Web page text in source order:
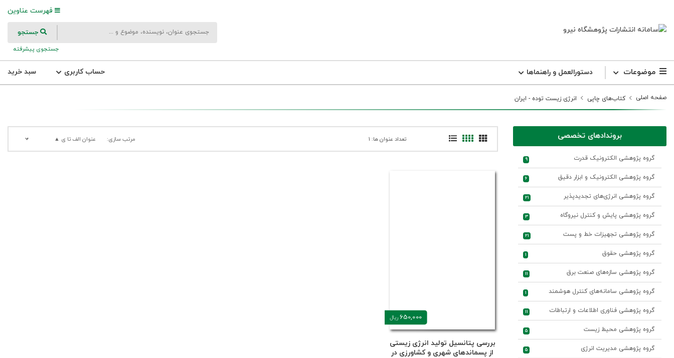
فهرست عناوین
جستجو
جستجوی پیشرفته
موضوعات دستورالعمل و راهنما‌ها حساب کاربری سبد خرید
صفحه اصلی کتاب‌های چاپی انرژی زیست توده - ایران
بروندادهای تخصصی
گروه پژوهشی الکترونیک قدرت 9
گروه پژوهشی الکترونیک و ابزار دقیق 6
گروه پژوهشی انرژی‌های تجدیدپذیر 21
گروه پژوهشی پایش و کنترل نیروگاه 3
گروه پژوهشی تجهیزات خط و پست 21
گروه پژوهشی حقوق 1
گروه پژوهشی سازه‌های صنعت برق 11
گروه پژوهشی سامانه‌های کنترل هوشمند 1
گروه پژوهشی فناوری اطلاعات و ارتباطات 11
گروه پژوهشی محیط زیست 5
گروه پژوهشی مدیریت انرژی 5
تعداد عنوان ها: 1 مرتب سازی: عنوان الف تا ی ▲
650,000ریال
بررسی پتانسیل تولید انرژی زیستی
از پسماندهای شهری و کشاورزی در